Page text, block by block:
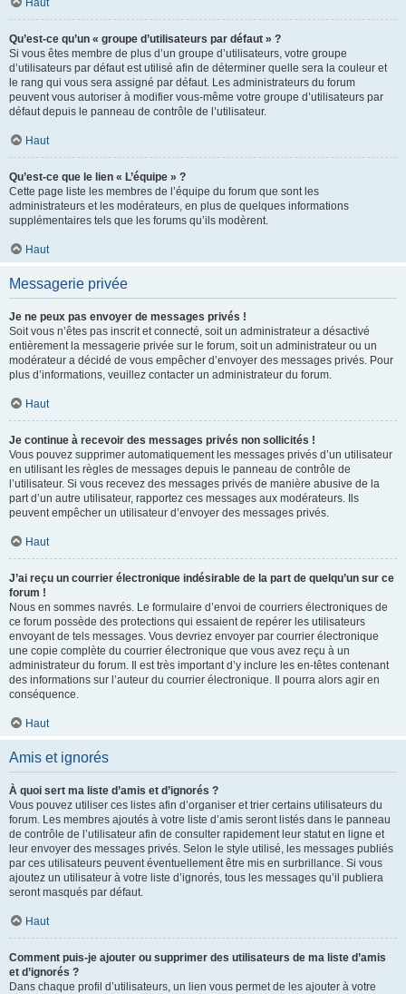
Haut
Qu’est-ce qu’un « groupe d’utilisateurs par défaut » ?
Si vous êtes membre de plus d’un groupe d’utilisateurs, votre groupe
d’utilisateurs par défaut est utilisé afin de déterminer quelle sera la couleur et
le rang qui vous sera assigné par défaut. Les administrateurs du forum
peuvent vous autoriser à modifier vous-même votre groupe d’utilisateurs par
défaut depuis le panneau de contrôle de l’utilisateur.
Haut
Qu’est-ce que le lien « L’équipe » ?
Cette page liste les membres de l’équipe du forum que sont les
administrateurs et les modérateurs, en plus de quelques informations
supplémentaires tels que les forums qu’ils modèrent.
Haut
Messagerie privée
Je ne peux pas envoyer de messages privés !
Soit vous n’êtes pas inscrit et connecté, soit un administrateur a désactivé
entièrement la messagerie privée sur le forum, soit un administrateur ou un
modérateur a décidé de vous empêcher d’envoyer des messages privés. Pour
plus d’informations, veuillez contacter un administrateur du forum.
Haut
Je continue à recevoir des messages privés non sollicités !
Vous pouvez supprimer automatiquement les messages privés d’un utilisateur
en utilisant les règles de messages depuis le panneau de contrôle de
l’utilisateur. Si vous recevez des messages privés de manière abusive de la
part d’un autre utilisateur, rapportez ces messages aux modérateurs. Ils
peuvent empêcher un utilisateur d’envoyer des messages privés.
Haut
J’ai reçu un courrier électronique indésirable de la part de quelqu’un sur ce
forum !
Nous en sommes navrés. Le formulaire d’envoi de courriers électroniques de
ce forum possède des protections qui essaient de repérer les utilisateurs
envoyant de tels messages. Vous devriez envoyer par courrier électronique
une copie complète du courrier électronique que vous avez reçu à un
administrateur du forum. Il est très important d’y inclure les en-têtes contenant
des informations sur l’auteur du courrier électronique. Il pourra alors agir en
conséquence.
Haut
Amis et ignorés
À quoi sert ma liste d’amis et d’ignorés ?
Vous pouvez utiliser ces listes afin d’organiser et trier certains utilisateurs du
forum. Les membres ajoutés à votre liste d’amis seront listés dans le panneau
de contrôle de l’utilisateur afin de consulter rapidement leur statut en ligne et
leur envoyer des messages privés. Selon le style utilisé, les messages publiés
par ces utilisateurs peuvent éventuellement être mis en surbrillance. Si vous
ajoutez un utilisateur à votre liste d’ignorés, tous les messages qu’il publiera
seront masqués par défaut.
Haut
Comment puis-je ajouter ou supprimer des utilisateurs de ma liste d’amis
et d’ignorés ?
Dans chaque profil d’utilisateurs, un lien vous permet de les ajouter à votre